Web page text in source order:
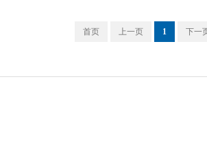
首页 上一页 1 下一